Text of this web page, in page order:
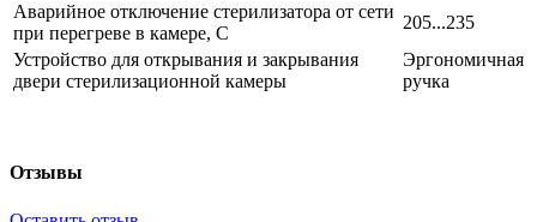
Аварийное отключение стерилизатора от сети
при перегреве в камере, С
205...235
Устройство для открывания и закрывания
двери стерилизационной камеры
Эргономичная
ручка
Отзывы